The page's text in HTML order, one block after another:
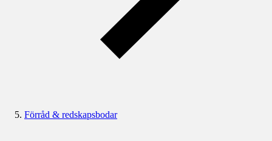
Förråd & redskapsbodar